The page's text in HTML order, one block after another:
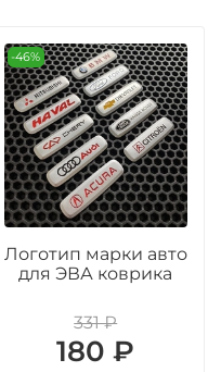
-46%
Логотип марки авто
для ЭВА коврика
331 ₽
180 ₽